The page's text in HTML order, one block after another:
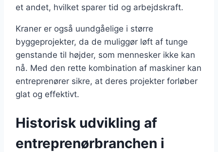
et andet, hvilket sparer tid og arbejdskraft.
Kraner er også uundgåelige i større
byggeprojekter, da de muliggør løft af tunge
genstande til højder, som mennesker ikke kan
nå. Med den rette kombination af maskiner kan
entreprenører sikre, at deres projekter forløber
glat og effektivt.
Historisk udvikling af
entreprenørbranchen i